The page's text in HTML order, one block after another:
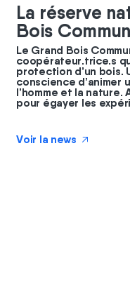
La réserve
Bois
Le Grand Bois
coopérateur.trice.s
protection d’un bois.
conscience d’animer
l’homme et la
pour égayer les
Voir la news ↗